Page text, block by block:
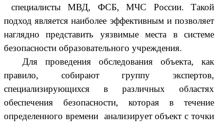
специалисты МВД, ФСБ, МЧС России. Такой
подход является наиболее эффективным и позволяет
наглядно представить уязвимые места в системе
безопасности образовательного учреждения.
Для проведения обследования объекта, как
правило, собирают группу экспертов,
специализирующихся в различных областях
обеспечения безопасности, которая в течение
определенного времени анализирует объект с точки